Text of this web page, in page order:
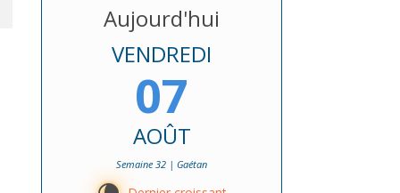
Aujourd'hui
VENDREDI
07
AOÛT
Semaine 32 | Gaétan